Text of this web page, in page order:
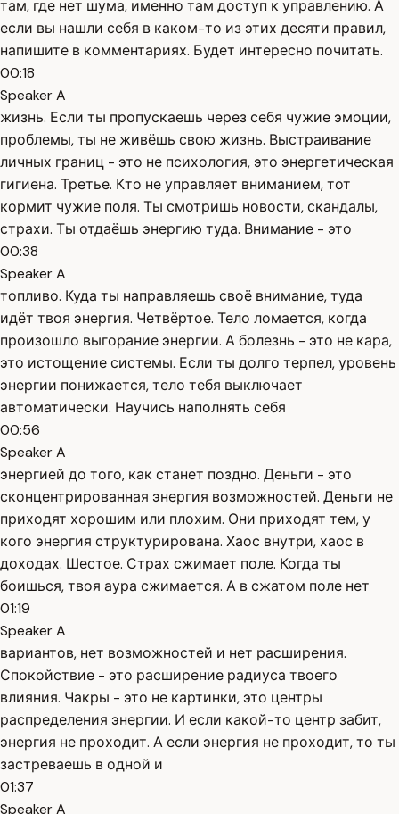
там, где нет шума, именно там доступ к управлению. А
если вы нашли себя в каком-то из этих десяти правил,
напишите в комментариях. Будет интересно почитать.
00:18
Speaker A
жизнь. Если ты пропускаешь через себя чужие эмоции,
проблемы, ты не живёшь свою жизнь. Выстраивание
личных границ - это не психология, это энергетическая
гигиена. Третье. Кто не управляет вниманием, тот
кормит чужие поля. Ты смотришь новости, скандалы,
страхи. Ты отдаёшь энергию туда. Внимание - это
00:38
Speaker A
топливо. Куда ты направляешь своё внимание, туда
идёт твоя энергия. Четвёртое. Тело ломается, когда
произошло выгорание энергии. А болезнь - это не кара,
это истощение системы. Если ты долго терпел, уровень
энергии понижается, тело тебя выключает
автоматически. Научись наполнять себя
00:56
Speaker A
энергией до того, как станет поздно. Деньги - это
сконцентрированная энергия возможностей. Деньги не
приходят хорошим или плохим. Они приходят тем, у
кого энергия структурирована. Хаос внутри, хаос в
доходах. Шестое. Страх сжимает поле. Когда ты
боишься, твоя аура сжимается. А в сжатом поле нет
01:19
Speaker A
вариантов, нет возможностей и нет расширения.
Спокойствие - это расширение радиуса твоего
влияния. Чакры - это не картинки, это центры
распределения энергии. И если какой-то центр забит,
энергия не проходит. А если энергия не проходит, то ты
застреваешь в одной и
01:37
Speaker A